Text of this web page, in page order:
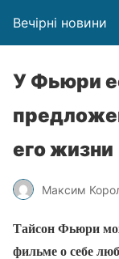
Вечірні новини
У Фьюри
его жизни
Максим
Тайсон Фьюри
фильме о себе